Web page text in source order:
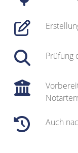
Prüfung
Auch